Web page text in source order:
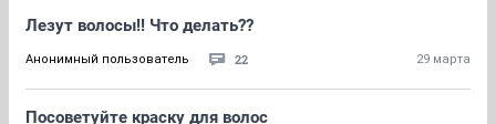
Лезут волосы!! Что делать??
Анонимный пользователь 22 29 марта
Посоветуйте краску для волос